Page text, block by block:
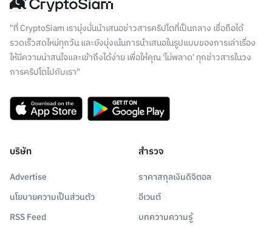
"ที่ CryptoSiam เรามุ่งมั่นนำเสนอข่าวสารคริปโตที่เป็นกลาง เชื่อถือได้
รวดเร็วสดใหม่ทุกวัน และยังมุ่งเน้นการนำเสนอในรูปแบบของการเล่าเรื่อง
ให้มีความน่าสนใจและเข้าถึงได้ง่าย เพื่อให้คุณ 'ไม่พลาด' ทุกข่าวสารในวง
การคริปโตไปกับเรา"
บริษัท
Advertise
นโยบายความเป็นส่วนตัว
RSS Feed
สำรวจ
ราคาสกุลเงินดิจิตอล
อีเวนต์
บทความความรู้